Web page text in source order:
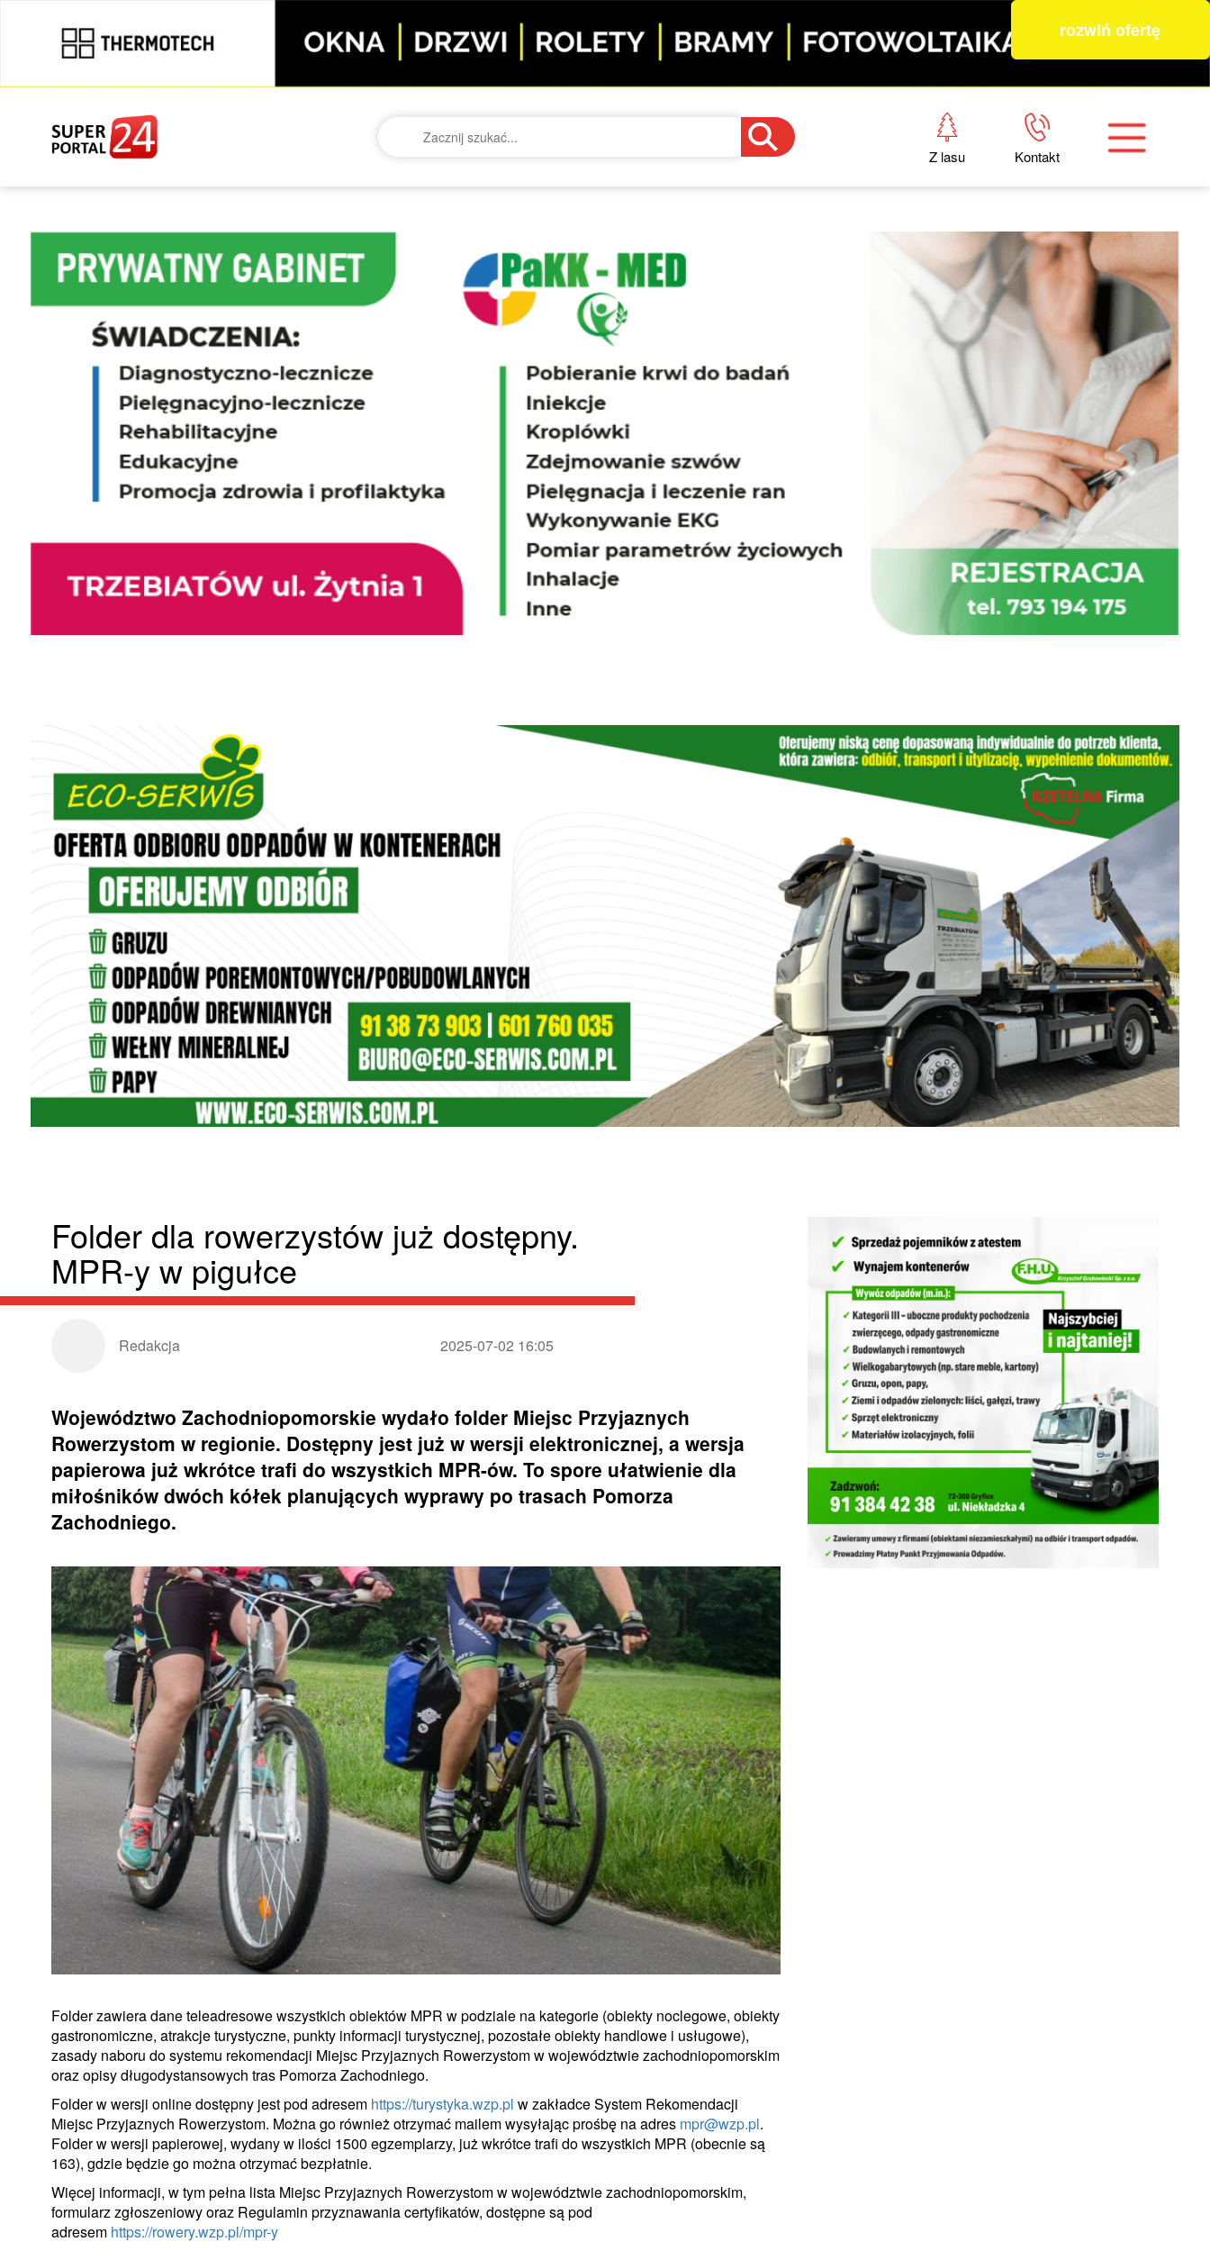
rozwiń ofertę
Z lasu Kontakt
Folder dla rowerzystów już dostępny.
MPR-y w pigułce
Redakcja 2025-07-02 16:05
Województwo Zachodniopomorskie wydało folder Miejsc Przyjaznych
Rowerzystom w regionie. Dostępny jest już w wersji elektronicznej, a wersja
papierowa już wkrótce trafi do wszystkich MPR-ów. To spore ułatwienie dla
miłośników dwóch kółek planujących wyprawy po trasach Pomorza
Zachodniego.
Folder zawiera dane teleadresowe wszystkich obiektów MPR w podziale na kategorie (obiekty noclegowe, obiekty
gastronomiczne, atrakcje turystyczne, punkty informacji turystycznej, pozostałe obiekty handlowe i usługowe),
zasady naboru do systemu rekomendacji Miejsc Przyjaznych Rowerzystom w województwie zachodniopomorskim
oraz opisy długodystansowych tras Pomorza Zachodniego.
Folder w wersji online dostępny jest pod adresem https://turystyka.wzp.pl w zakładce System Rekomendacji
Miejsc Przyjaznych Rowerzystom. Można go również otrzymać mailem wysyłając prośbę na adres mpr@wzp.pl.
Folder w wersji papierowej, wydany w ilości 1500 egzemplarzy, już wkrótce trafi do wszystkich MPR (obecnie są
163), gdzie będzie go można otrzymać bezpłatnie.
Więcej informacji, w tym pełna lista Miejsc Przyjaznych Rowerzystom w województwie zachodniopomorskim,
formularz zgłoszeniowy oraz Regulamin przyznawania certyfikatów, dostępne są pod
adresem https://rowery.wzp.pl/mpr-y